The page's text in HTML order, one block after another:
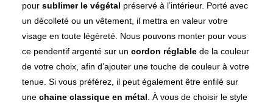
pour sublimer le végétal préservé à l’intérieur. Porté avec
un décolleté ou un vêtement, il mettra en valeur votre
visage en toute légèreté. Nous pouvons monter pour vous
ce pendentif argenté sur un cordon réglable de la couleur
de votre choix, afin d’ajouter une touche de couleur à votre
tenue. Si vous préférez, il peut également être enfilé sur
une chaine classique en métal. À vous de choisir le style